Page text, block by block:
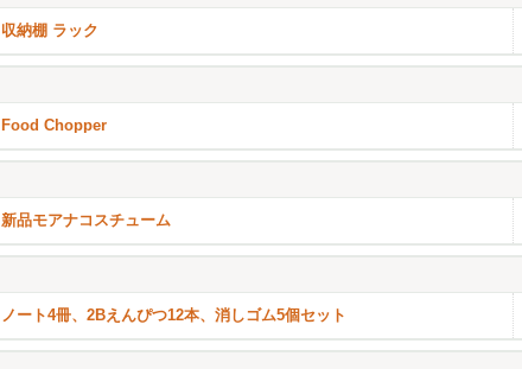
収納棚 ラック
Food Chopper
新品モアナコスチューム
ノート4冊、2Bえんぴつ12本、消しゴム5個セット